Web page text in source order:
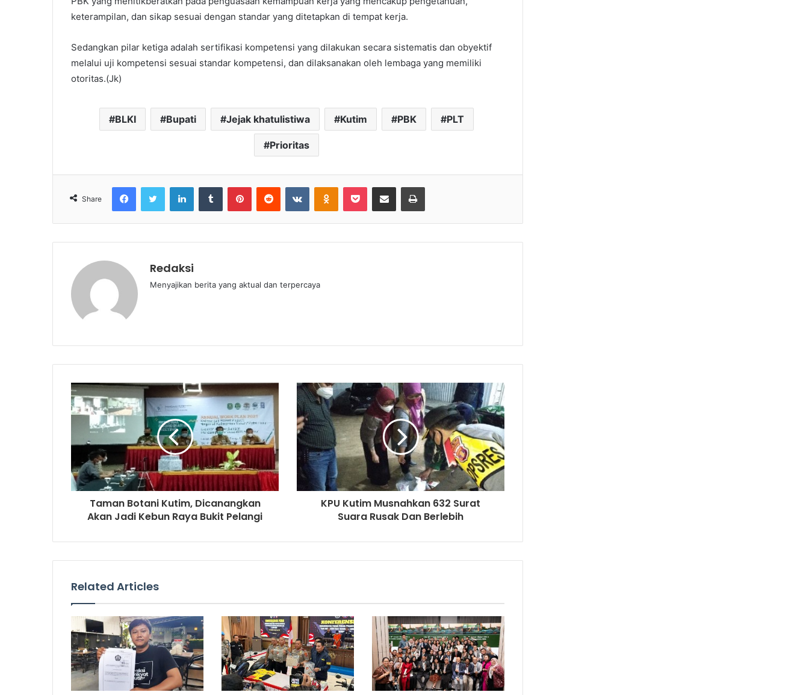
keterampilan, dan sikap sesuai dengan standar yang ditetapkan di tempat kerja.
Sedangkan pilar ketiga adalah sertifikasi kompetensi yang dilakukan secara sistematis dan obyektif
melalui uji kompetensi sesuai standar kompetensi, dan dilaksanakan oleh lembaga yang memiliki
otoritas.(Jk)
BLKI Bupati Jejak khatulistiwa Kutim PBK PLT
Prioritas
Share
FacebookTwitter LinkedInTumblr PinterestReddit VKontakteOdnoklassniki
Pocket Share via Email Print
Redaksi
Menyajikan berita yang aktual dan terpercaya
Taman Botani Kutim, Dicanangkan
Akan Jadi Kebun Raya Bukit Pelangi
KPU Kutim Musnahkan 632 Surat
Suara Rusak Dan Berlebih
Related Articles